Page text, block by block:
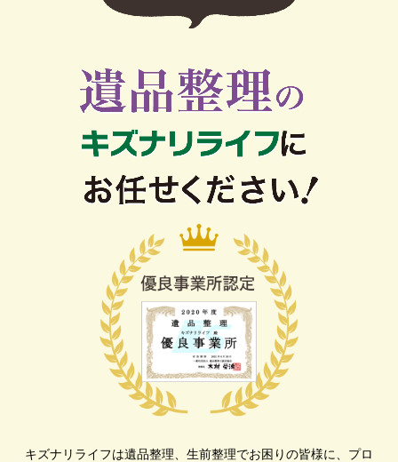
キズナリライフは遺品整理、生前整理でお困りの皆様に、プロ